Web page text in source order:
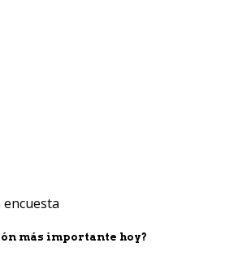
encuesta
más importante hoy?